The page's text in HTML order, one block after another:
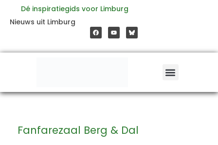
inhoud
Dé inspiratiegids voor Limburg
Nieuws uit Limburg
a
c
e
o
o
o
u
t
b
e
Fanfarezaal Berg & Dal